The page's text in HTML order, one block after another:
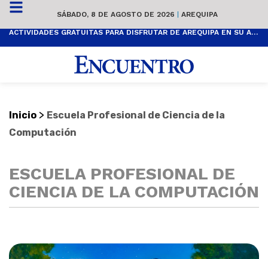
SÁBADO, 8 DE AGOSTO DE 2026 | AREQUIPA
ACTIVIDADES GRATUITAS PARA DISFRUTAR DE AREQUIPA EN SU ANIVERSARIO
Inicio > Escuela Profesional de Ciencia de la
Computación
ESCUELA PROFESIONAL DE
CIENCIA DE LA COMPUTACIÓN